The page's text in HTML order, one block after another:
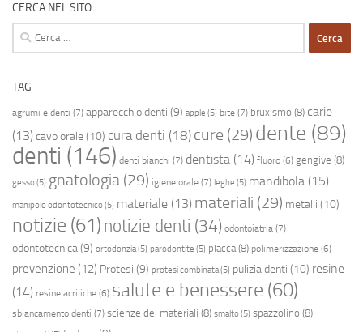
CERCA NEL SITO
Ricerca
per:
TAG
agrumi e denti (7) apparecchio denti (9) apple (5) bite (7) bruxismo (8) carie
(13) cavo orale(10) cura denti (18) cure (29) dente (89)
denti (146) denti bianchi (7) dentista (14) fluoro (6) gengive (8)
gesso(5) gnatologia (29) igiene orale (7) leghe (5) mandibola (15)
manipolo odontotecnico(5) materiale (13) materiali (29) metalli (10)
notizie (61) notizie denti (34) odontoiatria (7)
odontotecnica (9) ortodonzia(5) parodontite (5) placca(8) polimerizzazione (6)
prevenzione (12) Protesi (9) protesi combinata(5) pulizia denti (10) resine
(14) resine acriliche (6) salute e benessere (60)
sbiancamento denti (7) scienze dei materiali (8) smalto(5) spazzolino (8)